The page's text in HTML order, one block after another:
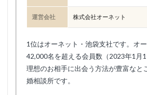
運営会社 株式会社オーネット
1位はオーネット・池袋支社です。オ
42,000名を超える会員数（2023年1月1
理想のお相手に出会う方法が豊富なと
婚相談所です。